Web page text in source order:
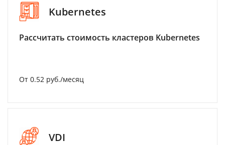
Kubernetes
Рассчитать стоимость кластеров Kubernetes
От 0.52 руб./месяц
VDI